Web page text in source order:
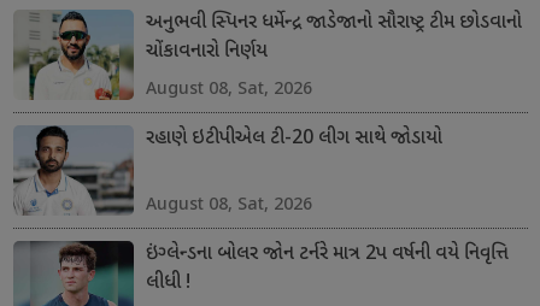
અનુભવી સ્પિનર ધર્મેન્દ્ર જાડેજાનો સૌરાષ્ટ્ર ટીમ છોડવાનો
ચોંકાવનારો નિર્ણય
August 08, Sat, 2026
રહાણે ઇટીપીએલ ટી-20 લીગ સાથે જોડાયો
August 08, Sat, 2026
ઇંગ્લેન્ડના બોલર જોન ટર્નરે માત્ર 2પ વર્ષની વયે નિવૃત્તિ
લીધી !